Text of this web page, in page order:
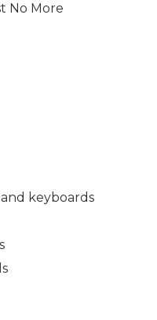
No More
keyboards